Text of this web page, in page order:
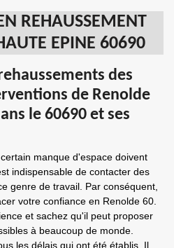
REHAUSSEMENT
EPINE 60690
des
de Renolde
le 60690 et ses
manque d'espace doivent
indispensable de contacter des
genre de travail. Par conséquent,
votre confiance en Renolde 60.
et sachez qu'il peut proposer
à beaucoup de monde.
les délais qui ont été établis. Il